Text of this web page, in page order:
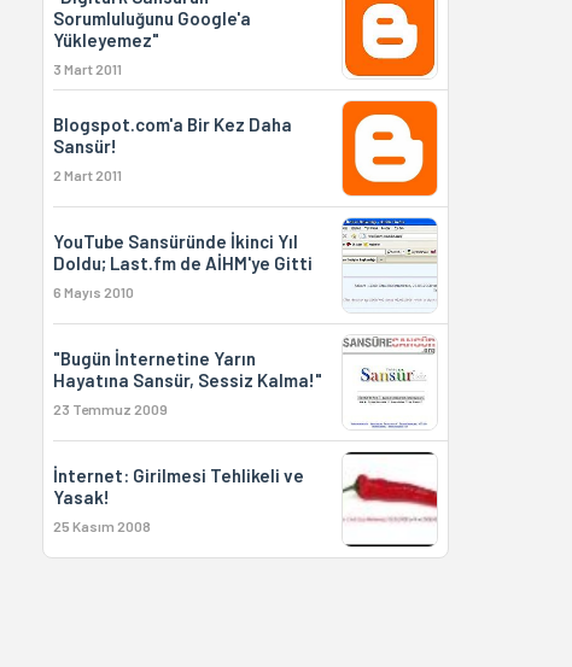
Sorumluluğunu Google'a
Yükleyemez"
3 Mart 2011
Blogspot.com'a Bir Kez Daha
Sansür!
2 Mart 2011
YouTube Sansüründe İkinci Yıl
Doldu; Last.fm de AİHM'ye Gitti
6 Mayıs 2010
"Bugün İnternetine Yarın
Hayatına Sansür, Sessiz Kalma!"
23 Temmuz 2009
İnternet: Girilmesi Tehlikeli ve
Yasak!
25 Kasım 2008